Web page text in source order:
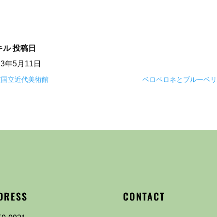
ル 投稿日
年5月11日
立近代美術館 ベロペロネとブルーベ
CONTACT